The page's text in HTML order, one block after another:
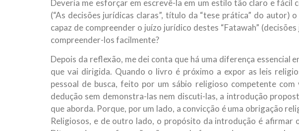
Deveria me esforçar em escrevê-la em um estilo tão claro e fácil
(“As decisões jurídicas claras”, título da “tese prática” do autor)
capaz de compreender o juízo jurídico destes “Fatawah”
compreender-los facilmente?
Depois da reflexão, me dei conta que há uma diferença essencial
que vai dirigida. Quando o livro é próximo a expor as leis
pessoal de busca, feito por um sábio religioso competente
dedução sem demonstra-las nem discuti-las, a introdução
que aborda. Porque, por um lado, a convicção é uma obrigação
Religiosos, e de outro lado, o propósito da introdução é afirmar